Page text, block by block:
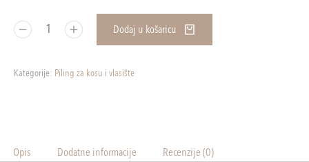
Dodaj u košaricu
Kategorije: Piling za kosu i vlasište
Opis Dodatne informacije Recenzije (0)